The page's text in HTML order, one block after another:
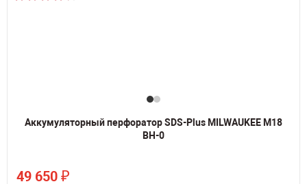
Аккумуляторный перфоратор SDS-Plus MILWAUKEE M18
BH-0
49 650 ₽